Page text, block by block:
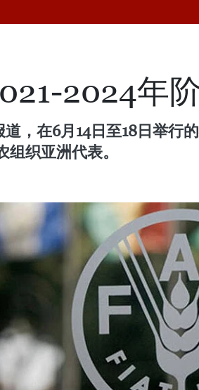
2024年
，在6月14日至18日举行
织亚洲代表。